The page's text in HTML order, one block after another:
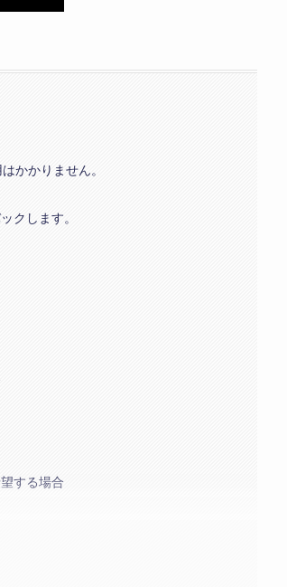
かかりません。
クします。
する場合